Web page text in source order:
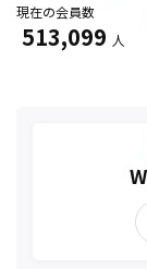
現在の会員数
513,099 人